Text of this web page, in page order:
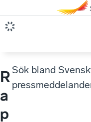
R
a
p
Sök bland